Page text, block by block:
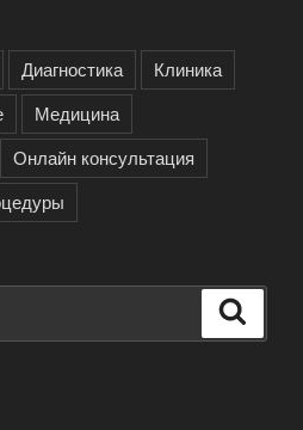
Диагностика
Клиника
Медицина
Онлайн консультация